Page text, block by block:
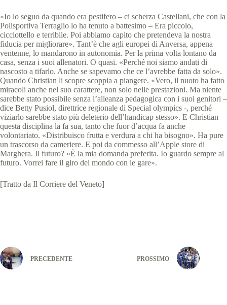
«Io lo seguo da quando era pestifero – ci scherza Castellani, che con la
Polisportiva Terraglio lo ha tenuto a battesimo – Era piccolo,
cicciottello e terribile. Poi abbiamo capito che pretendeva la nostra
fiducia per migliorare». Tant’è che agli europei di Anversa, appena
ventenne, lo mandarono in autonomia. Per la prima volta lontano da
casa, senza i suoi allenatori. O quasi. «Perché noi siamo andati di
nascosto a tifarlo. Anche se sapevamo che ce l’avrebbe fatta da solo».
Quando Christian li scopre scoppia a piangere. «Vero, il nuoto ha fatto
miracoli anche nel suo carattere, non solo nelle prestazioni. Ma niente
sarebbe stato possibile senza l’alleanza pedagogica con i suoi genitori –
dice Betty Pusiol, direttrice regionale di Special olympics -, perché
viziarlo sarebbe stato più deleterio dell’handicap stesso». E Christian
questa disciplina la fa sua, tanto che fuor d’acqua fa anche
volontariato. «Distribuisco frutta e verdura a chi ha bisogno». Ha pure
un trascorso da cameriere. E poi da commesso all’Apple store di
Marghera. Il futuro? «È la mia domanda preferita. Io guardo sempre al
futuro. Vorrei fare il giro del mondo con le gare».
[Tratto da Il Corriere del Veneto]
PRECEDENTE PROSSIMO